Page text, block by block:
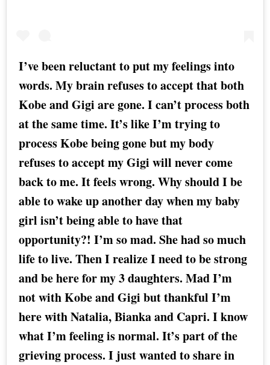
I’ve been reluctant to put my feelings into
words. My brain refuses to accept that both
Kobe and Gigi are gone. I can’t process both
at the same time. It’s like I’m trying to
process Kobe being gone but my body
refuses to accept my Gigi will never come
back to me. It feels wrong. Why should I be
able to wake up another day when my baby
girl isn’t being able to have that
opportunity?! I’m so mad. She had so much
life to live. Then I realize I need to be strong
and be here for my 3 daughters. Mad I’m
not with Kobe and Gigi but thankful I’m
here with Natalia, Bianka and Capri. I know
what I’m feeling is normal. It’s part of the
grieving process. I just wanted to share in